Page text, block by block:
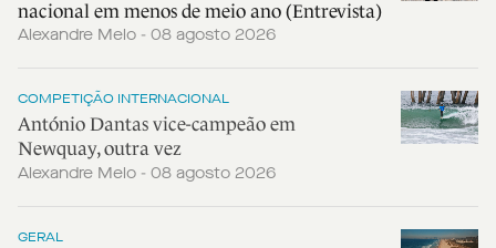
nacional em menos de meio ano (Entrevista)
Alexandre Melo - 08 agosto 2026
COMPETIÇÃO INTERNACIONAL
António Dantas vice-campeão em
Newquay, outra vez
Alexandre Melo - 08 agosto 2026
GERAL